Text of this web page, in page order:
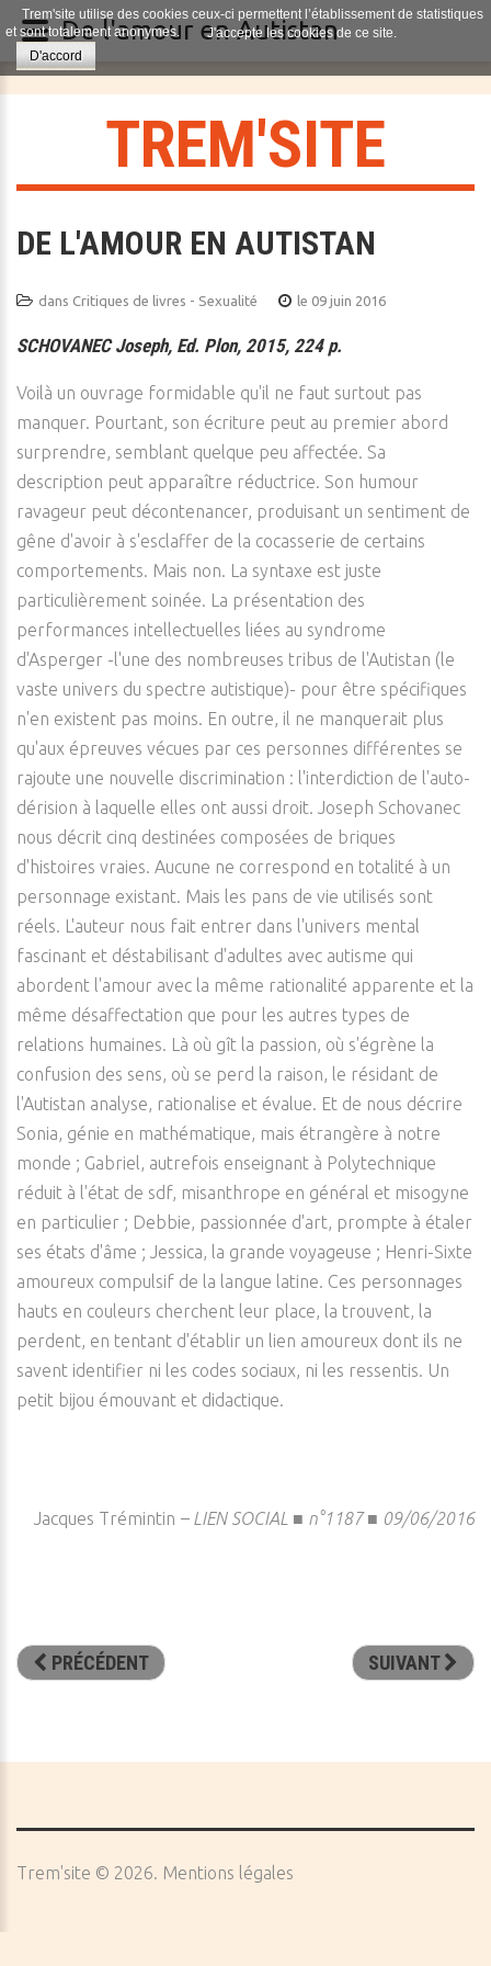
TREM'SITE
DE L'AMOUR EN AUTISTAN
dans Critiques de livres - Sexualité le 09 juin 2016
SCHOVANEC Joseph, Ed. Plon, 2015, 224 p.
Voilà un ouvrage formidable qu'il ne faut surtout pas
manquer. Pourtant, son écriture peut au premier abord
surprendre, semblant quelque peu affectée. Sa
description peut apparaître réductrice. Son humour
ravageur peut décontenancer, produisant un sentiment de
gêne d'avoir à s'esclaffer de la cocasserie de certains
comportements. Mais non. La syntaxe est juste
particulièrement soinée. La présentation des
performances intellectuelles liées au syndrome
d'Asperger -l'une des nombreuses tribus de l'Autistan (le
vaste univers du spectre autistique)- pour être spécifiques
n'en existent pas moins. En outre, il ne manquerait plus
qu'aux épreuves vécues par ces personnes différentes se
rajoute une nouvelle discrimination : l'interdiction de l'auto-
dérision à laquelle elles ont aussi droit. Joseph Schovanec
nous décrit cinq destinées composées de briques
d'histoires vraies. Aucune ne correspond en totalité à un
personnage existant. Mais les pans de vie utilisés sont
réels. L'auteur nous fait entrer dans l'univers mental
fascinant et déstabilisant d'adultes avec autisme qui
abordent l'amour avec la même rationalité apparente et la
même désaffectation que pour les autres types de
relations humaines. Là où gît la passion, où s'égrène la
confusion des sens, où se perd la raison, le résidant de
l'Autistan analyse, rationalise et évalue. Et de nous décrire
Sonia, génie en mathématique, mais étrangère à notre
monde ; Gabriel, autrefois enseignant à Polytechnique
réduit à l'état de sdf, misanthrope en général et misogyne
en particulier ; Debbie, passionnée d'art, prompte à étaler
ses états d'âme ; Jessica, la grande voyageuse ; Henri-Sixte
amoureux compulsif de la langue latine. Ces personnages
hauts en couleurs cherchent leur place, la trouvent, la
perdent, en tentant d'établir un lien amoureux dont ils ne
savent identifier ni les codes sociaux, ni les ressentis. Un
petit bijou émouvant et didactique.
Jacques Trémintin – LIEN SOCIAL ■ n°1187 ■ 09/06/2016
PRÉCÉDENT SUIVANT
Trem'site © 2026 Mentions légales
Trem'site utilise des cookies ceux-ci permettent l’établissement de statistiques
et sont totalement anonymes.
J'accepte les cookies de ce site.
D'accord
De l'amour en Autistan